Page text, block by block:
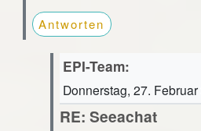
Antworten
EPI-Team:
Donnerstag, 27.
RE: Seeachat